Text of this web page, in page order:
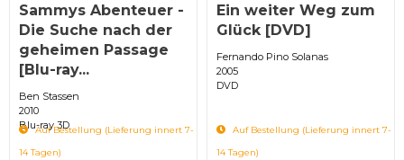
Sammys Abenteuer -
Die Suche nach der
geheimen Passage
[Blu-ray...
Ben Stassen
2010
Blu-ray 3D
Auf Bestellung (Lieferung innert 7-
14 Tagen)
Ein weiter Weg zum
Glück [DVD]
Fernando Pino Solanas
2005
DVD
Auf Bestellung (Lieferung innert 7-
14 Tagen)